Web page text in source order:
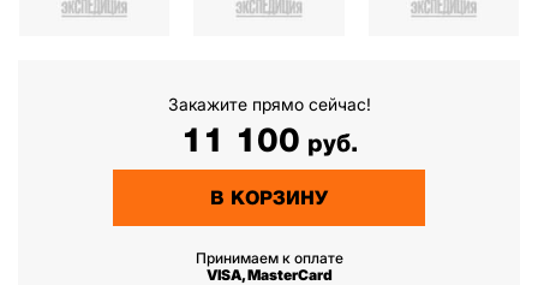
Закажите прямо сейчас!
11 100 руб.
В КОРЗИНУ
Принимаем к оплате
VISA, MasterCard